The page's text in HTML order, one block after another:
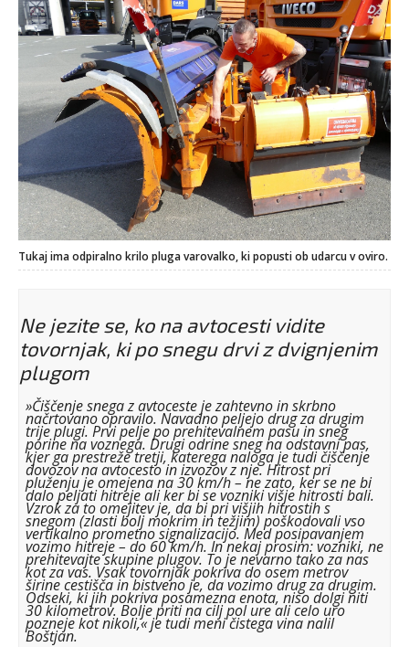
Tukaj ima odpiralno krilo pluga varovalko, ki popusti ob udarcu v oviro.
Ne jezite se, ko na avtocesti vidite
tovornjak, ki po snegu drvi z dvignjenim
plugom
»Čiščenje snega z avtoceste je zahtevno in skrbno
načrtovano opravilo. Navadno peljejo drug za drugim
trije plugi. Prvi pelje po prehitevalnem pasu in sneg
porine na voznega. Drugi odrine sneg na odstavni pas,
kjer ga prestreže tretji, katerega naloga je tudi čiščenje
dovozov na avtocesto in izvozov z nje. Hitrost pri
pluženju je omejena na 30 km/h – ne zato, ker se ne bi
dalo peljati hitreje ali ker bi se vozniki višje hitrosti bali.
Vzrok za to omejitev je, da bi pri višjih hitrostih s
snegom (zlasti bolj mokrim in težjim) poškodovali vso
vertikalno prometno signalizacijo. Med posipavanjem
vozimo hitreje – do 60 km/h. In nekaj prosim: vozniki, ne
prehitevajte skupine plugov. To je nevarno tako za nas
kot za vas. Vsak tovornjak pokriva do osem metrov
širine cestišča in bistveno je, da vozimo drug za drugim.
Odseki, ki jih pokriva posamezna enota, niso dolgi niti
30 kilometrov. Bolje priti na cilj pol ure ali celo uro
pozneje kot nikoli,« je tudi meni čistega vina nalil
Boštjan.